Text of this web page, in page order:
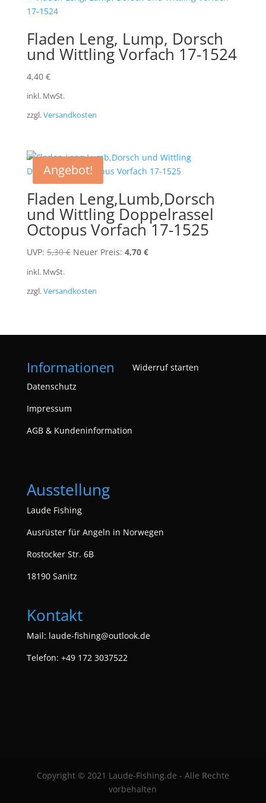
Fladen Leng, Lump, Dorsch
und Wittling Vorfach 17-1524
4,40 €
inkl. MwSt.
zzgl.Versandkosten
Angebot!
Fladen Leng,Lumb,Dorsch
und Wittling Doppelrassel
Octopus Vorfach 17-1525
UVP: 5,30€ Ursprünglicher
5,30 €
Neuer Preis: 4,70 €Aktueller
inkl. MwSt.
zzgl.Versandkosten
Informationen
Datenschutz
Impressum
AGB & Kundeninformation
Widerruf starten
Ausstellung
Laude Fishing
Ausrüster für Angeln in Norwegen
Rostocker Str. 6B
18190 Sanitz
Kontakt
Mail: laude-fishing@outlook.de
Telefon: +49 172 3037522
Copyright © 2021 Laude-Fishing.de - Alle Rechte
vorbehalten